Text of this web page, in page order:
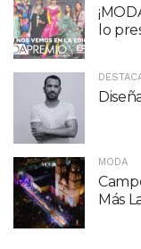
lo
MODA
Más